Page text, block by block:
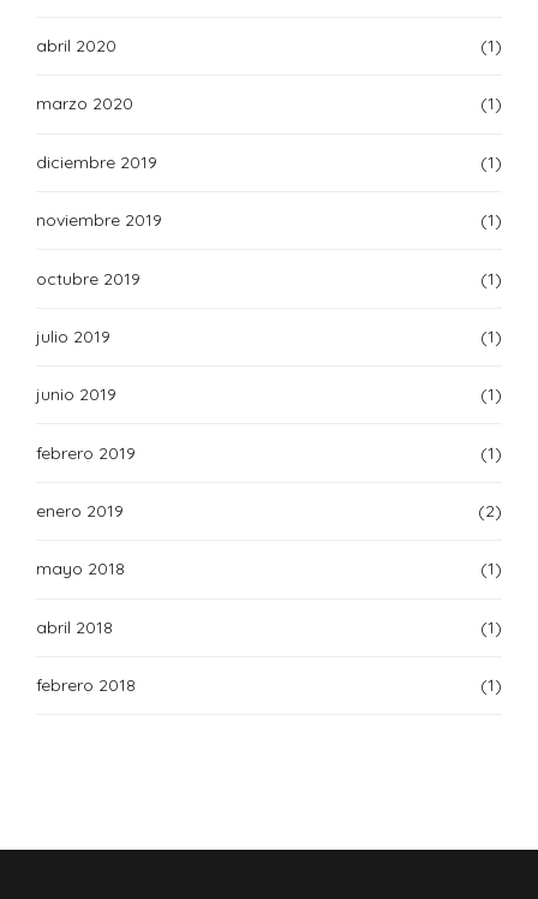
abril 2020 (1)
marzo 2020 (1)
diciembre 2019 (1)
noviembre 2019 (1)
octubre 2019 (1)
julio 2019 (1)
junio 2019 (1)
febrero 2019 (1)
enero 2019 (2)
mayo 2018 (1)
abril 2018 (1)
febrero 2018 (1)